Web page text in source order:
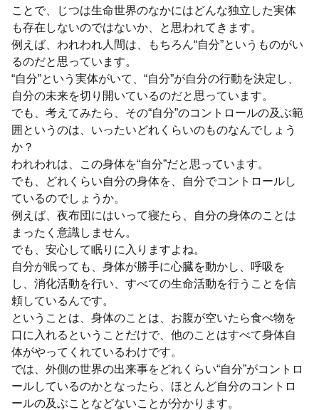
ことで、じつは生命世界のなかにはどんな独立した実体
も存在しないのではないか、と思われてきます。
例えば、われわれ人間は、もちろん“自分”というものがい
るのだと思っています。
“自分”という実体がいて、“自分”が自分の行動を決定し、
自分の未来を切り開いているのだと思っています。
でも、考えてみたら、その“自分”のコントロールの及ぶ範
囲というのは、いったいどれくらいのものなんでしょう
か？
われわれは、この身体を“自分”だと思っています。
でも、どれくらい自分の身体を、自分でコントロールし
ているのでしょうか。
例えば、夜布団にはいって寝たら、自分の身体のことは
まったく意識しません。
でも、安心して眠りに入りますよね。
自分が眠っても、身体が勝手に心臓を動かし、呼吸を
し、消化活動を行い、すべての生命活動を行うことを信
頼しているんです。
ということは、身体のことは、お腹が空いたら食べ物を
口に入れるということだけで、他のことはすべて身体自
体がやってくれているわけです。
では、外側の世界の出来事をどれくらい“自分”がコントロ
ールしているのかとなったら、ほとんど自分のコントロ
ールの及ぶことなどないことが分かります。